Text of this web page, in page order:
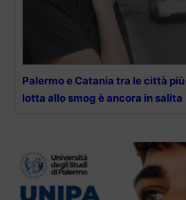
Palermo e Catania tra le città
lotta allo smog è ancora in salita